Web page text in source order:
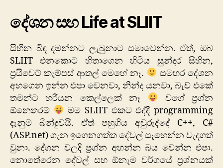
දේශන සහ Life at SLIIT
සිහින බිඳ දමන්නට ලැබුනාට සමාවෙන්න. ඒත්, ඔබ
SLIIT එනකොට හිතාගෙන හිටිය සුන්දර සිහින,
ප්‍රයිවෙට් කැම්පස් ආතල් මෙහේ නෑ.
සමහර දේශන
අහගෙන ඉන්න එපා වෙනවා, නින්ද යනවා, බැච් එකේ
තමන්ට හරියන කෙල්ලෙක් නෑ
වගේ ප්‍රශ්න
ඕනෙතරම්
මම SLIIT එකට එද්දී programming
දැනුම බින්දුවයි. ඒත් පහුගිය අවුරුද්දේ C++, C#
(ASP.net) ගැන ඉගෙනගත්ත දේවල් සෑහෙන්න වැදගත්
වුනා. දේශන වලදි ප්‍රශ්න අහන්න බය වෙන්න එපා.
නොතේරෙන දේවල් සහ ඕනෑම වර්ගයේ ප්‍රශ්නයක්